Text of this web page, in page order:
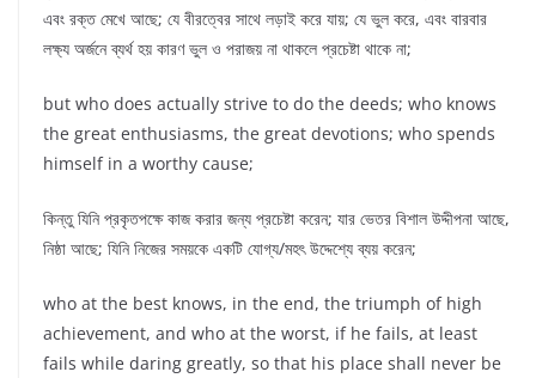
এবং রক্ত মেখে আছে; যে বীরত্বের সাথে লড়াই করে যায়; যে ভুল করে, এবং বারবার
লক্ষ্য অর্জনে ব্যর্থ হয় কারণ ভুল ও পরাজয় না থাকলে প্রচেষ্টা থাকে না;
but who does actually strive to do the deeds; who knows
the great enthusiasms, the great devotions; who spends
himself in a worthy cause;
কিন্তু যিনি প্রকৃতপক্ষে কাজ করার জন্য প্রচেষ্টা করেন; যার ভেতর বিশাল উদ্দীপনা আছে,
নিষ্ঠা আছে; যিনি নিজের সময়কে একটি যোগ্য/মহৎ উদ্দেশ্যে ব্যয় করেন;
who at the best knows, in the end, the triumph of high
achievement, and who at the worst, if he fails, at least
fails while daring greatly, so that his place shall never be